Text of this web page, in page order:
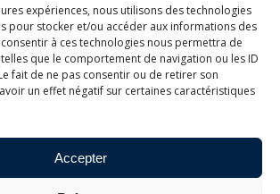
expériences, nous utilisons des technologies
pour stocker et/ou accéder aux informations des
à ces technologies nous permettra de
que le comportement de navigation ou les ID
fait de ne pas consentir ou de retirer son
un effet négatif sur certaines caractéristiques
Accepter